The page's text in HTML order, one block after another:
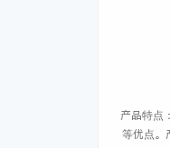
产品特点
等优点。